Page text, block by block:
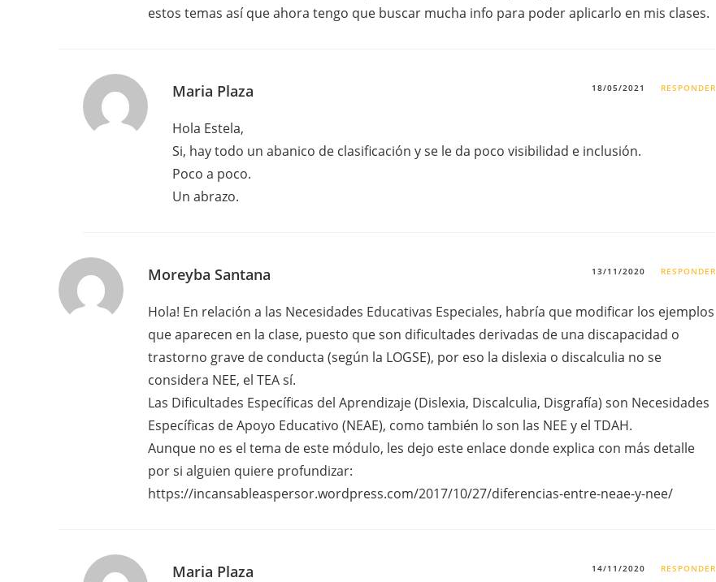
estos temas así que ahora tengo que buscar mucha info para poder aplicarlo en mis clases.
Maria Plaza 18/05/2021 RESPONDER
Hola Estela,
Si, hay todo un abanico de clasificación y se le da poco visibilidad e inclusión.
Poco a poco.
Un abrazo.
Moreyba Santana 13/11/2020 RESPONDER
Hola! En relación a las Necesidades Educativas Especiales, habría que modificar los ejemplos
que aparecen en la clase, puesto que son dificultades derivadas de una discapacidad o
trastorno grave de conducta (según la LOGSE), por eso la dislexia o discalculia no se
considera NEE, el TEA sí.
Las Dificultades Específicas del Aprendizaje (Dislexia, Discalculia, Disgrafía) son Necesidades
Específicas de Apoyo Educativo (NEAE), como también lo son las NEE y el TDAH.
Aunque no es el tema de este módulo, les dejo este enlace donde explica con más detalle
por si alguien quiere profundizar:
https://incansableaspersor.wordpress.com/2017/10/27/diferencias-entre-neae-y-nee/
Maria Plaza 14/11/2020 RESPONDER